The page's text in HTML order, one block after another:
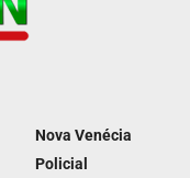
Nova Venécia
Policial